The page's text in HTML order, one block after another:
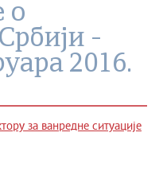
о
-
2016.
за ванредне ситуације